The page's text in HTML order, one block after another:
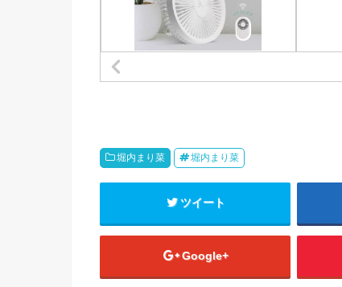
堀内まり菜 堀内まり菜
ツイート
Google+